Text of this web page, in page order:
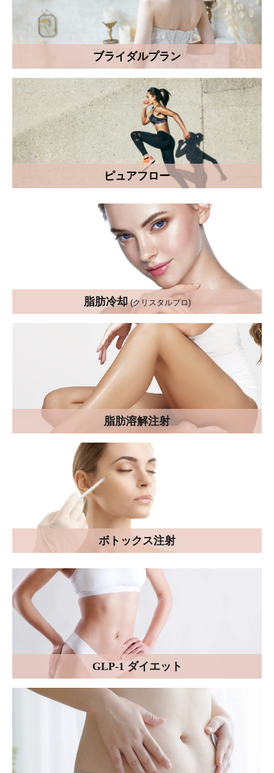
ブライダルプラン
ピュアフロー
脂肪冷却 (クリスタルプロ)
脂肪溶解注射
ボトックス注射
GLP-1 ダイエット